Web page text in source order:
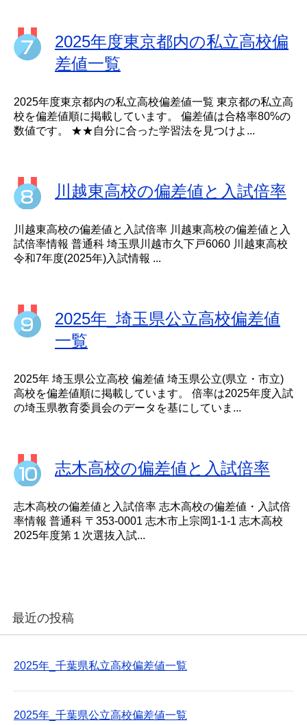
2025年度東京都内の私立高校偏
差値一覧
2025年度東京都内の私立高校偏差値一覧 東京都の私立高
校を偏差値順に掲載しています。 偏差値は合格率80%の
数値です。 ★★自分に合った学習法を見つけよ...
川越東高校の偏差値と入試倍率
川越東高校の偏差値と入試倍率 川越東高校の偏差値と入
試倍率情報 普通科 埼玉県川越市久下戸6060 川越東高校
令和7年度(2025年)入試情報 ...
2025年_埼玉県公立高校偏差値
一覧
2025年 埼玉県公立高校 偏差値 埼玉県公立(県立・市立)
高校を偏差値順に掲載しています。 倍率は2025年度入試
の埼玉県教育委員会のデータを基にしていま...
志木高校の偏差値と入試倍率
志木高校の偏差値と入試倍率 志木高校の偏差値・入試倍
率情報 普通科 〒353-0001 志木市上宗岡1-1-1 志木高校
2025年度第１次選抜入試...
最近の投稿
2025年_千葉県私立高校偏差値一覧
2025年_千葉県公立高校偏差値一覧